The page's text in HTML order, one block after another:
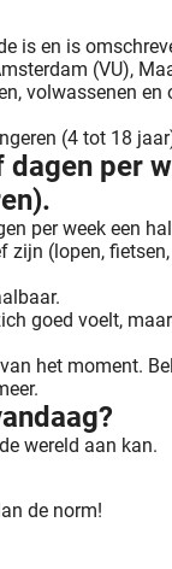
en is
(VU),
(4 tot 18
per
per week een
(lopen,
goed voelt,
het moment.
wereld aan kan.
de norm!